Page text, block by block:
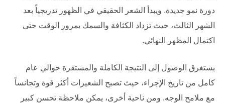
دورة نمو جديدة. ويبدأ الشعر الحقيقي في الظهور تدريجياً بعد
الشهر الثالث، حيث تزداد الكثافة والسمك بمرور الوقت حتى
اكتمال المظهر النهائي.
يستغرق الوصول إلى النتيجة الكاملة والمستقرة حوالي عام
كامل من تاريخ الإجراء، حيث تصبح الشعيرات أكثر قوة وتجانساً
مع ملامح الوجه. ومن ناحية أخرى، يمكن ملاحظة تحسن كبير